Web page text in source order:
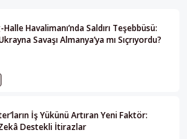
Havalimanı’nda Saldırı Teşebbüsü:
Savaşı Almanya’ya mı Sıçrıyordu?
İş Yükünü Artıran Yeni Faktör:
Destekli İtirazlar